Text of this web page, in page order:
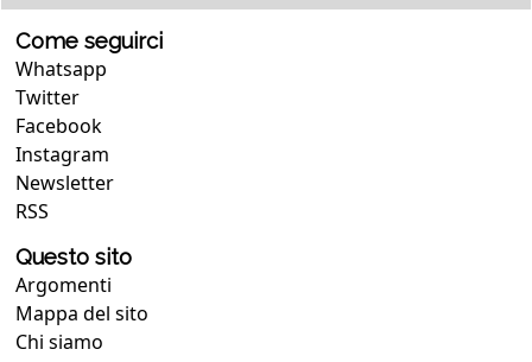
Come seguirci
Whatsapp
Twitter
Facebook
Instagram
Newsletter
RSS
Questo sito
Argomenti
Mappa del sito
Chi siamo